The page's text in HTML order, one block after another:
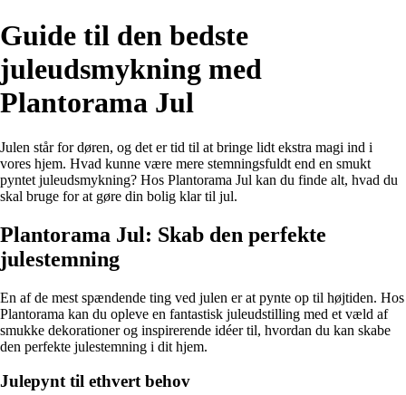
Guide til den bedste
juleudsmykning med
Plantorama Jul
Julen står for døren, og det er tid til at bringe lidt ekstra magi ind i
vores hjem. Hvad kunne være mere stemningsfuldt end en smukt
pyntet juleudsmykning? Hos Plantorama Jul kan du finde alt, hvad du
skal bruge for at gøre din bolig klar til jul.
Plantorama Jul: Skab den perfekte
julestemning
En af de mest spændende ting ved julen er at pynte op til højtiden. Hos
Plantorama kan du opleve en fantastisk juleudstilling med et væld af
smukke dekorationer og inspirerende idéer til, hvordan du kan skabe
den perfekte julestemning i dit hjem.
Julepynt til ethvert behov